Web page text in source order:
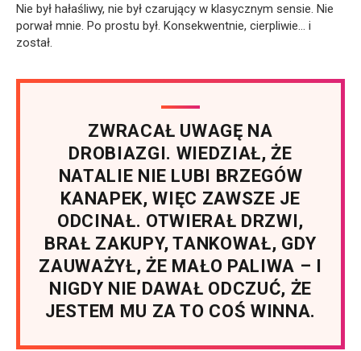
Nie był hałaśliwy, nie był czarujący w klasycznym sensie. Nie
porwał mnie. Po prostu był. Konsekwentnie, cierpliwie… i
został.
ZWRACAŁ UWAGĘ NA
DROBIAZGI. WIEDZIAŁ, ŻE
NATALIE NIE LUBI BRZEGÓW
KANAPEK, WIĘC ZAWSZE JE
ODCINAŁ. OTWIERAŁ DRZWI,
BRAŁ ZAKUPY, TANKOWAŁ, GDY
ZAUWAŻYŁ, ŻE MAŁO PALIWA – I
NIGDY NIE DAWAŁ ODCZUĆ, ŻE
JESTEM MU ZA TO COŚ WINNA.